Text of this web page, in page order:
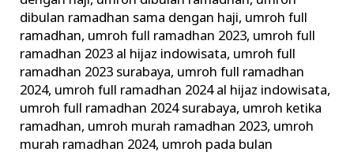
dibulan ramadhan sama dengan haji, umroh full
ramadhan, umroh full ramadhan 2023, umroh full
ramadhan 2023 al hijaz indowisata, umroh full
ramadhan 2023 surabaya, umroh full ramadhan
2024, umroh full ramadhan 2024 al hijaz indowisata,
umroh full ramadhan 2024 surabaya, umroh ketika
ramadhan, umroh murah ramadhan 2023, umroh
murah ramadhan 2024, umroh pada bulan